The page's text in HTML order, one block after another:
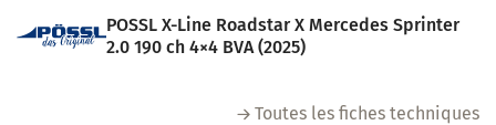
POSSL X-Line Roadstar X Mercedes Sprinter
2.0 190 ch 4×4 BVA (2025)
Toutes les fiches techniques